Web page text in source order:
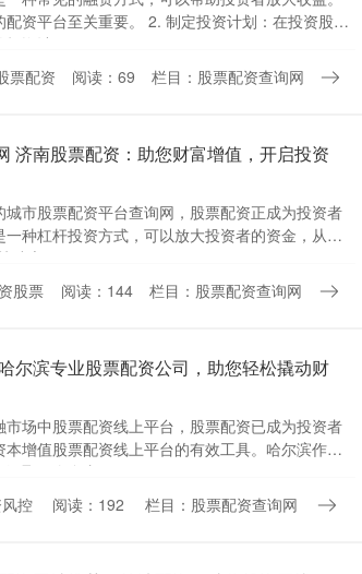
资平台至关重要。 2. 制定投资计划：在投资股票
资计....
票配资 阅读：69 栏目：股票配资查询网
济南股票配资：助您财富增值，开启投资
市股票配资平台查询网，股票配资正成为投资者
种杠杆投资方式，可以放大投资者的资金，从而
速交易....
股票 阅读：144 栏目：股票配资查询网
尔滨专业股票配资公司，助您轻松撬动财
场中股票配资线上平台，股票配资已成为投资者
增值股票配资线上平台的有效工具。哈尔滨作为
聚了众多专....
控 阅读：192 栏目：股票配资查询网